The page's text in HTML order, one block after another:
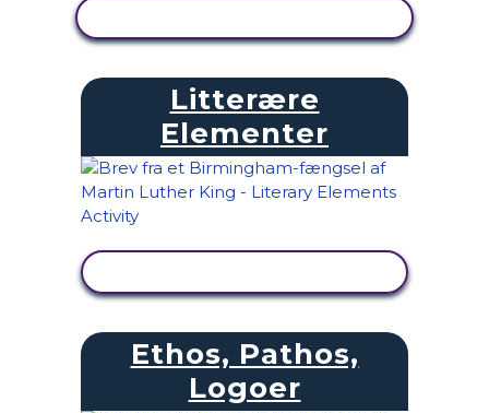
Litterære
Elementer
Ethos, Pathos,
Logoer